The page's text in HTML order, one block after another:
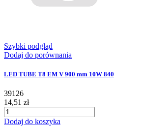
Szybki podgląd
Dodaj do porównania
LED TUBE T8 EM V 900 mm 10W 840
39126
14,51 zł
Dodaj do koszyka